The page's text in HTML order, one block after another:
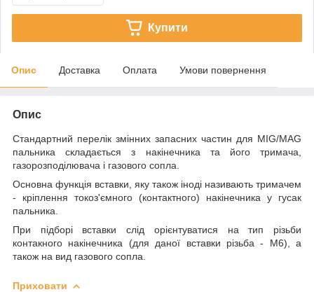
Купити
Опис Доставка Оплата Умови повернення
Опис
Стандартний перелік змінних запасних частин для MIG/MAG
пальника складається з накінечника та його тримача,
газорозподілювача і газового сопла.
Основна функція вставки, яку також іноді називають тримачем
- кріплення токоз'ємного (контактного) накінечника у гусак
пальника.
При підборі вставки слід орієнтуватися на тип різьби
контакного накінечника (для даної вставки різьба - М6), а
також на вид газового сопла.
Приховати